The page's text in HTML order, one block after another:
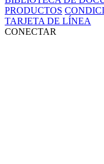
PRODUCTOS
TARJETA DE LÍNEA
CONECTAR